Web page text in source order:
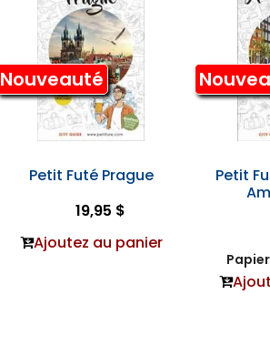
Nouveauté
Petit Futé Prague
19,95 $
Ajoutez au panier
Petit